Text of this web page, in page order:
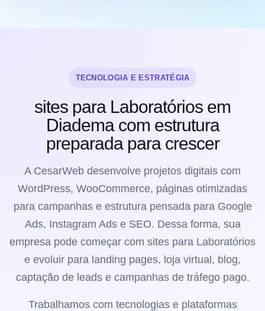
TECNOLOGIA E ESTRATÉGIA
sites para Laboratórios em
Diadema com estrutura
preparada para crescer
A CesarWeb desenvolve projetos digitais com
WordPress, WooCommerce, páginas otimizadas
para campanhas e estrutura pensada para Google
Ads, Instagram Ads e SEO. Dessa forma, sua
empresa pode começar com sites para Laboratórios
e evoluir para landing pages, loja virtual, blog,
captação de leads e campanhas de tráfego pago.
Trabalhamos com tecnologias e plataformas